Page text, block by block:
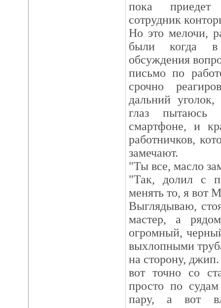
пока приедет
сотрудник
Но это мелочи,
были когда в
обсуждения
письмо по
срочно
дальний
глаз пытаюсь
смартфоне, и
работничков,
замечают.
"Ты все, масло
"Так, долил с
менять то, я вот
Выглядываю,
мастер, а
огромный,
выхлопными
на сторону,
вот точно со
просто по судам
пару, а вот